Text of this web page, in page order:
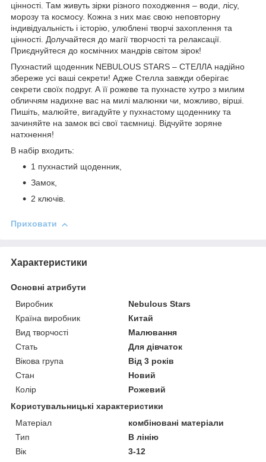
цінності. Там живуть зірки різного походження – води, лісу,
морозу та космосу. Кожна з них має свою неповторну
індивідуальність і історію, улюблені творчі захоплення та
цінності. Долучайтеся до магії творчості та релаксації.
Приєднуйтеся до космічних мандрів світом зірок!
Пухнастий щоденник NEBULOUS STARS – СТЕЛЛА надійно
збереже усі ваші секрети! Адже Стелла завжди оберігає
секрети своїх подруг. А її рожеве та пухнасте хутро з милим
обличчям надихне вас на милі малюнки чи, можливо, вірші.
Пишіть, малюйте, вигадуйте у пухнастому щоденнику та
зачиняйте на замок всі свої таємниці. Відчуйте зоряне
натхнення!
В набір входить:
1 пухнастий щоденник,
Замок,
2 ключів.
Приховати
Характеристики
Основні атрибути
Виробник
Nebulous Stars
Країна виробник
Китай
Вид творчості
Малювання
Стать
Для дівчаток
Вікова група
Від 3 років
Стан
Новий
Колір
Рожевий
Користувальницькі характеристики
Матеріал
комбіновані матеріали
Тип
В лінію
Вік
3-12